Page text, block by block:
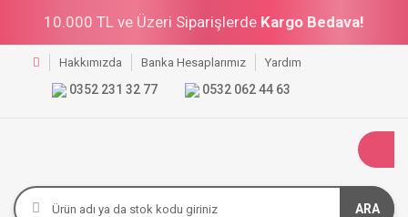
10.000 TL ve Üzeri Siparişlerde Kargo Bedava!
Hakkımızda Banka Hesaplarımız Yardım
0352 231 32 77 0532 062 44 63
ARA